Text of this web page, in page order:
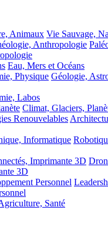
Animaux Vie Sauvage,
Anthropologie
Eau, Mers et Océans
Physique Géologie,
Labos
Climat, Glaciers,
Renouvelables
Informatique
Imprimante 3D
3D
Personnel
Santé